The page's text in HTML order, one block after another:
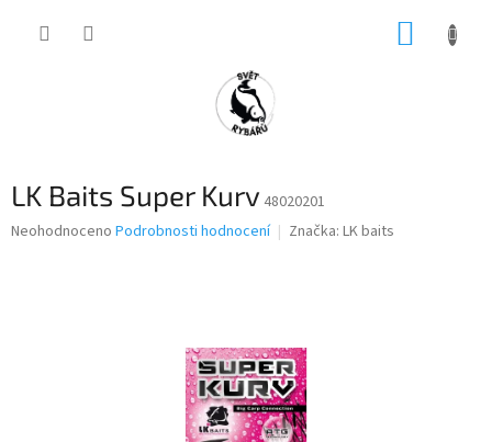
LK Baits Super Kurv 48020201
Průměrné
Neohodnoceno Podrobnosti hodnocení Značka: LK baits